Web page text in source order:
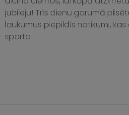
jubileju! Trīs dienu garumā
laukumus piepildīs notikumi,
sporta